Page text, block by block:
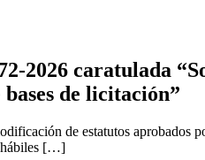
2026 caratulada
de licitación”
de estatutos aprobados
hábiles […]